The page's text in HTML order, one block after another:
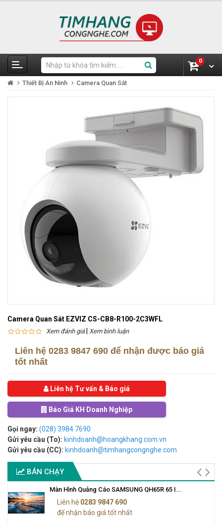
0
Thiết Bị An Ninh Camera Quan Sát
Camera Quan Sát EZVIZ CS-CB8-R100-2C3WFL
Xem đánh giá| Xem bình luận
Liên hệ 0283 9847 690 để nhận được báo giá
tốt nhất
Liên hệ Tư vấn & Báo giá
Báo Giá KH Doanh Nghiệp
Gọi ngay: (028) 3984 7690
Gửi yêu cầu (To): kinhdoanh@hoangkhang.com.vn
Gửi yêu cầu (CC): kinhdoanh@timhangcongnghe.com
BÁN CHẠY
Màn Hình Quảng Cáo SAMSUNG QH65R 65 I...
Liên hệ 0283 9847 690
để nhận báo giá tốt nhất